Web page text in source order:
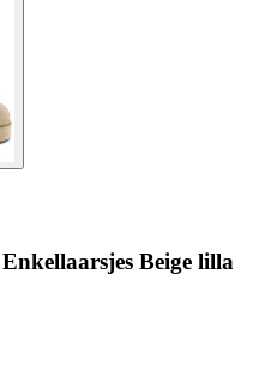
Beige lilla